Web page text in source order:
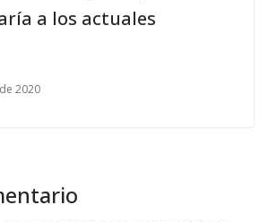
a los actuales
2020